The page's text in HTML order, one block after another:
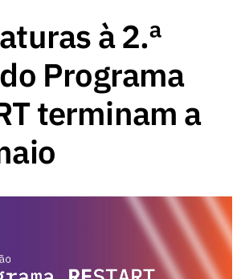
Computaç
Emprego
Científico
Projetos
es de I&D
Infraestru
turas
Outros
Previstos
Fechados
de
FCT 2026
LINKS
RÁPIDOS
Bolsas
Científico
es I&D
Infraestru
turas
digitais:
para o
a dados
Notícias
Notas de Imprensa
Identidade
de Marca
Subscrever
Newsletter
e Planeamento
LINKS
RÁPIDOS
A FCT em
Números
à 2.ª
Programa
terminam a